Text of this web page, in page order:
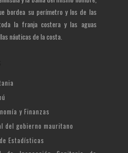
bordea su perímetro y los de las
la franja costera y las aguas
náuticas de la costa.
nueva
pestaña
abre
en
nueva
y Finanzas
abre
del gobierno mauritano
en
Estadísticas